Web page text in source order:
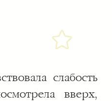
слабость
вверх,